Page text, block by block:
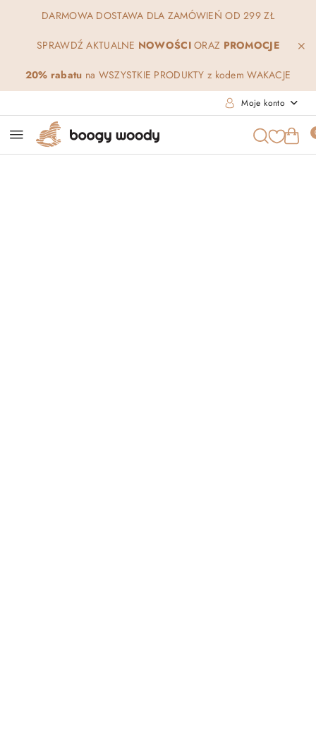
Przejdź do treści głównej
Przejdź do wyszukiwarki
Przejdź do moje konto
Przejdź do menu głównego
Przejdź do opisu produktu
Przejdź do stopki
DARMOWA DOSTAWA DLA ZAMÓWIEŃ OD 299 ZŁ
SPRAWDŹ AKTUALNE NOWOŚCIORAZ PROMOCJE
20% rabatu na WSZYSTKIE PRODUKTY z kodem WAKACJE
Moje konto